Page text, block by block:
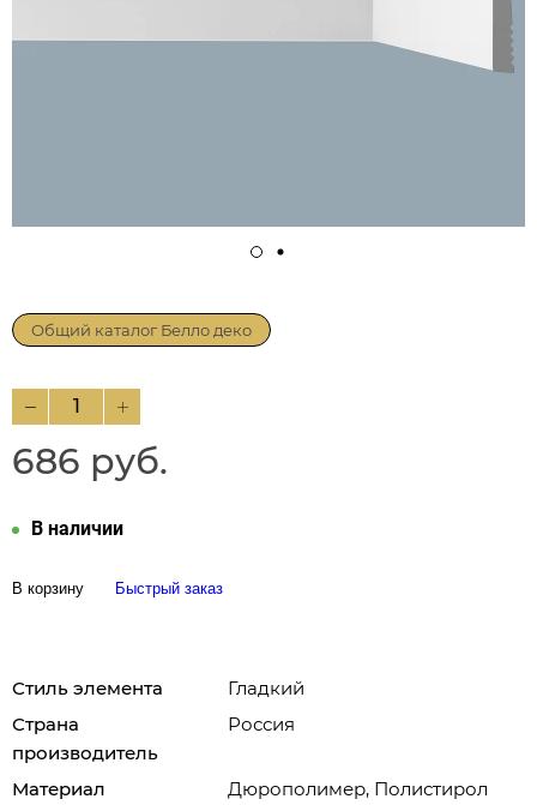
Общий каталог Белло деко
686 руб.
В наличии
В корзину Быстрый заказ
Стиль элемента
Гладкий
Страна
производитель
Россия
Материал
Дюрополимер, Полистирол